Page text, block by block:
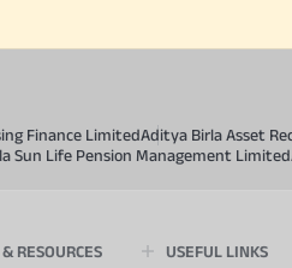
Finance LimitedAditya Birla Asset
Sun Life Pension Management Limited
RESOURCES USEFUL LINKS